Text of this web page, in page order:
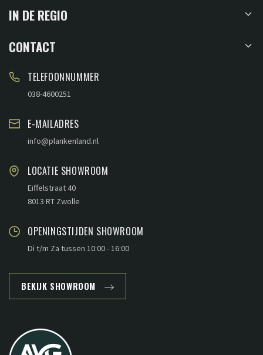
IN DE REGIO
CONTACT
TELEFOONNUMMER
038-4600251
E-MAILADRES
info@plankenland.nl
LOCATIE SHOWROOM
Eiffelstraat 40
8013 RT Zwolle
OPENINGSTIJDEN SHOWROOM
Di t/m Za tussen 10:00 - 16:00
BEKIJK SHOWROOM